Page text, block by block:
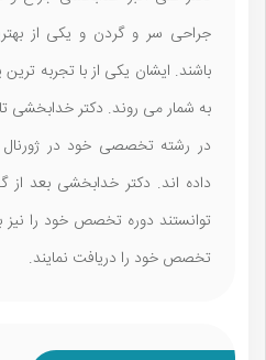
جراحی سر و گردن و یکی از
باشند. ایشان یکی از با تجربه
به شمار می روند. دکتر خدابخشی
در رشته تخصصی خود در ژورنال‌
داده اند. دکتر خدابخشی بعد
توانستند دوره تخصص خود را نیز
تخصص خود را دریافت نمایند.